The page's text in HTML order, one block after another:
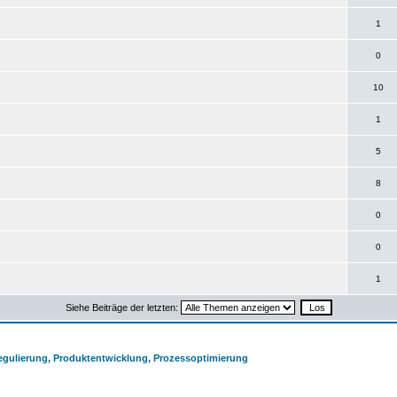
1
0
10
1
5
8
0
0
1
Siehe Beiträge der letzten:
Produktentwicklung, Prozessoptimierung